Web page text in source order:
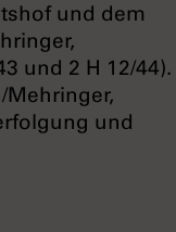
und dem
und 2 H 12/44).
Mehringer,
und